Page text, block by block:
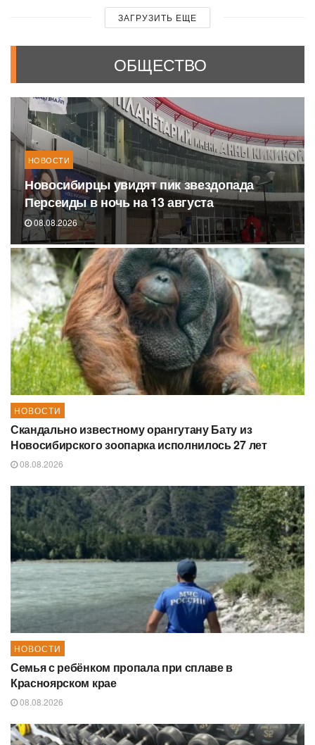
ЗАГРУЗИТЬ ЕЩЕ
ОБЩЕСТВО
НОВОСТИ
Новосибирцы увидят пик звездопада
Персеиды в ночь на 13 августа
08.08.2026
НОВОСТИ
Скандально известному орангутану Бату из
Новосибирского зоопарка исполнилось 27 лет
08.08.2026
НОВОСТИ
Семья с ребёнком пропала при сплаве в
Красноярском крае
08.08.2026